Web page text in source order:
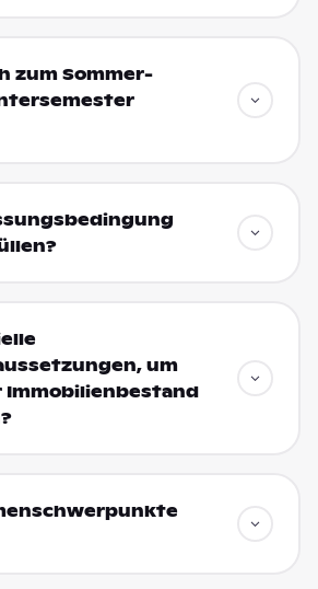
zum Sommer-
um
Immobilienbestand